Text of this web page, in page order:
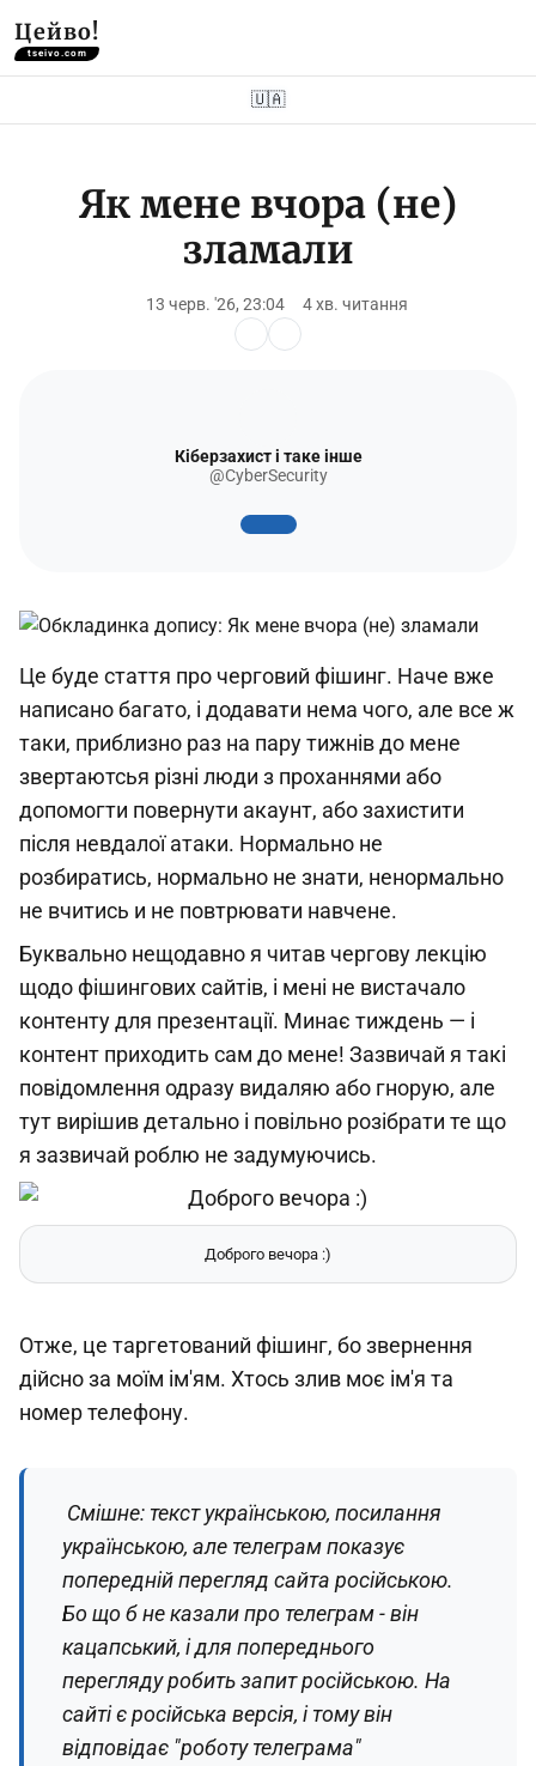
Цейво!
tseivo.com
🇺🇦
Як мене вчора (не)
зламали
13 черв. '26, 23:04 4 хв. читання
Кіберзахист і таке інше
@CyberSecurity
Це буде стаття про черговий фішинг. Наче вже
написано багато, і додавати нема чого, але все ж
таки, приблизно раз на пару тижнів до мене
звертаютсья різні люди з проханнями або
допомогти повернути акаунт, або захистити
після невдалої атаки. Нормально не
розбиратись, нормально не знати, ненормально
не вчитись и не повтрювати навчене.
Буквально нещодавно я читав чергову лекцію
щодо фішингових сайтів, і мені не вистачало
контенту для презентації. Минає тиждень — і
контент приходить сам до мене! Зазвичай я такі
повідомлення одразу видаляю або гнорую, але
тут вирішив детально і повільно розібрати те що
я зазвичай роблю не задумуючись.
Доброго вечора :)
Отже, це таргетований фішинг, бо звернення
дійсно за моїм ім'ям. Хтось злив моє ім'я та
номер телефону.
Смішне: текст українською, посилання
українською, але телеграм показує
попередній перегляд сайта російською.
Бо що б не казали про телеграм - він
кацапський, і для попереднього
перегляду робить запит російською. На
сайті є російська версія, і тому він
відповідає "роботу телеграма"